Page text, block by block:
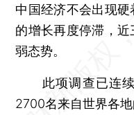
中国经济不会出现
的增长再度停滞，
弱态势。
此项调查已连续
2700名来自世界各地